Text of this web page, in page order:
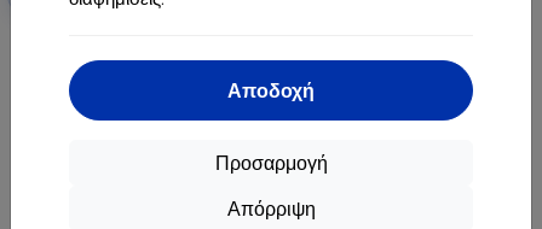
Αποδοχή
Προσαρμογή
Απόρριψη
κουπόνι
προστατευτική μεμβράνη για
κεντρική οθόνη AUDI Q3 2025-
44,91 €